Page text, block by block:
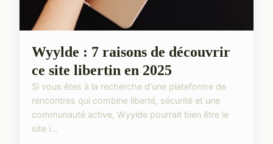
Wyylde : 7 raisons de découvrir
ce site libertin en 2025
Si vous êtes à la recherche d'une plateforme de
rencontres qui combine liberté, sécurité et une
communauté active, Wyylde pourrait bien être le
site i...